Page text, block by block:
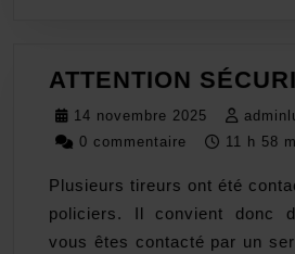
ATTENTION
14 novembre 2025
14
novembre
0 commentaire
11 h 58
Plusieurs tireurs ont été
policiers. Il convient donc
vous êtes contacté par un